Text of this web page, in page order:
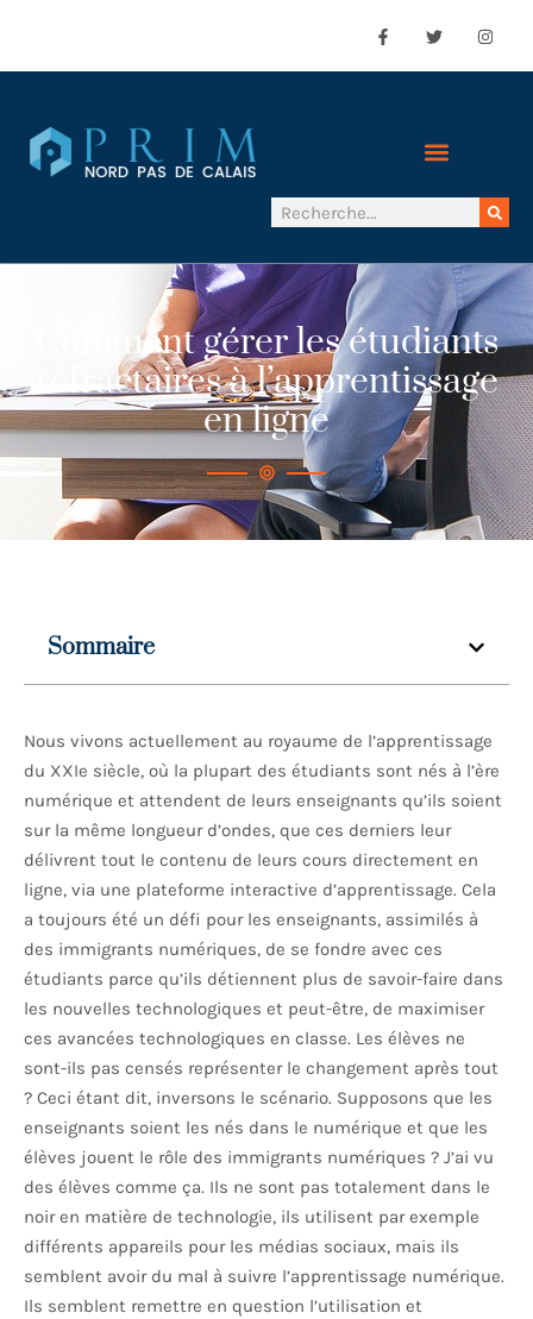
Comment gérer les étudiants
réfractaires à l’apprentissage
en ligne
Sommaire
Nous vivons actuellement au royaume de l’apprentissage
du XXIe siècle, où la plupart des étudiants sont nés à l’ère
numérique et attendent de leurs enseignants qu’ils soient
sur la même longueur d’ondes, que ces derniers leur
délivrent tout le contenu de leurs cours directement en
ligne, via une plateforme interactive d’apprentissage. Cela
a toujours été un défi pour les enseignants, assimilés à
des immigrants numériques, de se fondre avec ces
étudiants parce qu’ils détiennent plus de savoir-faire dans
les nouvelles technologiques et peut-être, de maximiser
ces avancées technologiques en classe. Les élèves ne
sont-ils pas censés représenter le changement après tout
? Ceci étant dit, inversons le scénario. Supposons que les
enseignants soient les nés dans le numérique et que les
élèves jouent le rôle des immigrants numériques ? J’ai vu
des élèves comme ça. Ils ne sont pas totalement dans le
noir en matière de technologie, ils utilisent par exemple
différents appareils pour les médias sociaux, mais ils
semblent avoir du mal à suivre l’apprentissage numérique.
Ils semblent remettre en question l’utilisation et